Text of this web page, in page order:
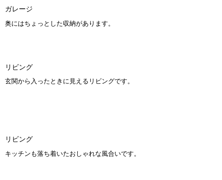
ガレージ
奥にはちょっとした収納があります。
リビング
玄関から入ったときに見えるリビングです。
リビング
キッチンも落ち着いたおしゃれな風合いです。